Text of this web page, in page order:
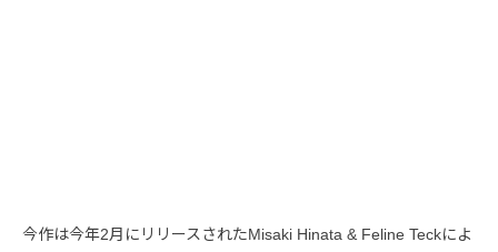
今作は今年2月にリリースされたMisaki Hinata & Feline Teckによ